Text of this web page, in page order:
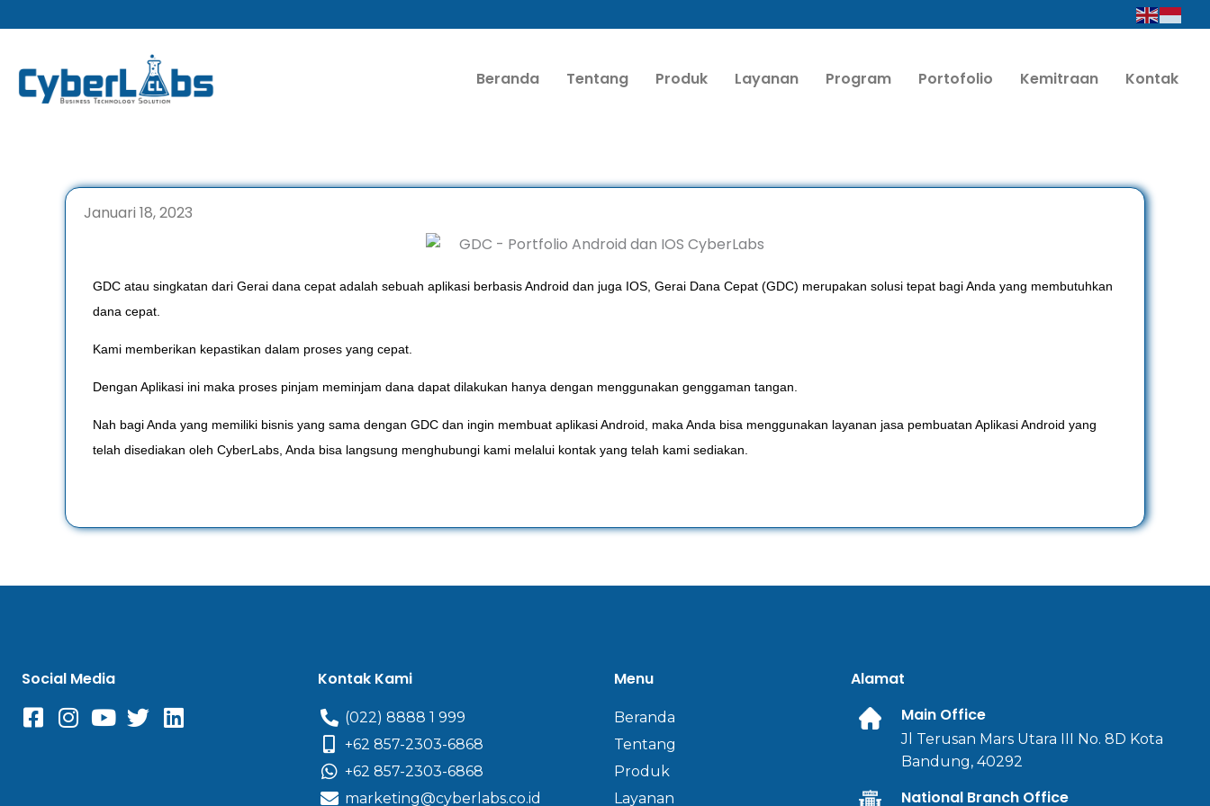
ke
Beranda
Tentang Produk Layanan Program Portofolio Kemitraan Kontak
Januari 18, 2023
GDC atau singkatan dari Gerai dana cepat adalah sebuah aplikasi berbasis Android dan juga IOS, Gerai Dana Cepat (GDC) merupakan solusi tepat bagi Anda yang membutuhkan
dana cepat.
Kami memberikan kepastikan dalam proses yang cepat.
Dengan Aplikasi ini maka proses pinjam meminjam dana dapat dilakukan hanya dengan menggunakan genggaman tangan.
Nah bagi Anda yang memiliki bisnis yang sama dengan GDC dan ingin membuat aplikasi Android, maka Anda bisa menggunakan layanan jasa pembuatan Aplikasi Android yang
telah disediakan oleh CyberLabs, Anda bisa langsung menghubungi kami melalui kontak yang telah kami sediakan.
Social Media Kontak Kami
(022) 8888 1 999
+62 857-2303-6868
+62 857-2303-6868
marketing@cyberlabs.co.id
Menu
Beranda
Tentang
Produk
Layanan
Alamat
Main Office
Jl Terusan Mars Utara III No. 8D Kota
Bandung, 40292
National Branch Office